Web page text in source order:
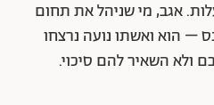
אגב, מי שניהל את תחום
– הוא ואשתו נועה נרצחו
ולא השאיר להם סיכוי.